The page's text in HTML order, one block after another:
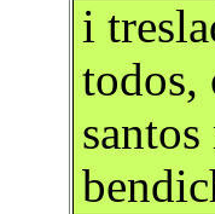
i
todos,